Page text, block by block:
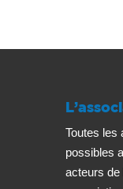
Toutes les
possibles
acteurs de